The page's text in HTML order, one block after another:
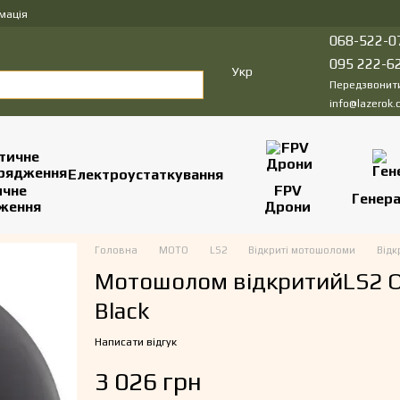
Укр
068-522-
095 222-
Електроустаткування
FPV
Дрони
Головна МОТО LS2 Відкриті мотошоломи
Мотошолом відкритийLS2
Black
Написати відгук
3 026 грн